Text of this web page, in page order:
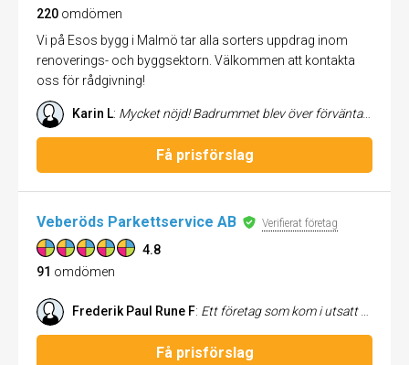
220 omdömen
Vi på Esos bygg i Malmö tar alla sorters uppdrag inom
renoverings- och byggsektorn. Välkommen att kontakta
oss för rådgivning!
Karin L: Mycket nöjd! Badrummet blev över förväntan och allt har gått smidigt under byggtiden. Har hela tiden hört av sig och berättat vad som händer och stämt av materialval m.m. Rekommenderar verkligen!
Få prisförslag
Veberöds Parkettservice AB Verifierat företag
4.8
91 omdömen
Frederik Paul Rune F: Ett företag som kom i utsatt tid och genomförde jobbet väldigt proffsigt. Skulle förutom lägga ett nytt golv slipa ett gammalt som dessutom behövdes lagas på cirka 1 kvm, syntes inte att det var lagat när de var klara!
Få prisförslag